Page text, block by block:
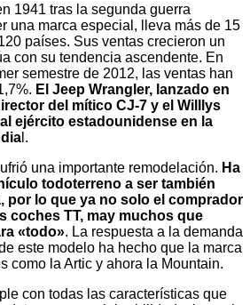
1941 tras la segunda guerra
una marca especial, lleva más de 15
países. Sus ventas crecieron un
con su tendencia ascendente. En
semestre de 2012, las ventas han
El Jeep Wrangler, lanzado en
del mítico CJ-7 y el Willlys
ejército estadounidense en la
l.
una importante remodelación. Ha
todoterreno a ser también
por lo que ya no solo el comprador
coches TT, may muchos que
«todo». La respuesta a la demanda
este modelo ha hecho que la marca
como la Artic y ahora la Mountain.
con todas las características que